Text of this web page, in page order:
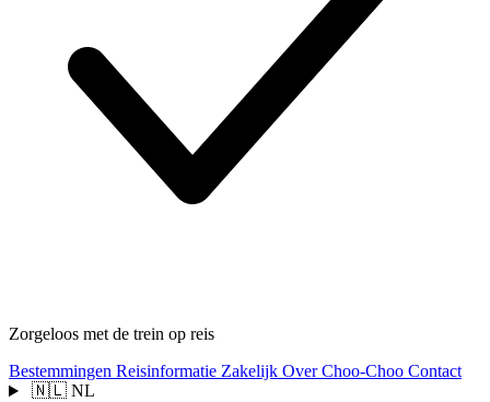
Zorgeloos met de trein op reis
Bestemmingen Reisinformatie Zakelijk Over Choo-Choo Contact
🇳🇱 NL